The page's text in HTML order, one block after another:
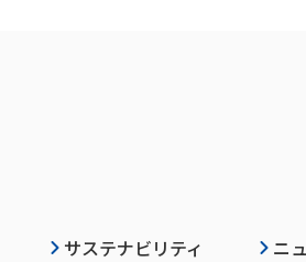
サステナビリティ ニ